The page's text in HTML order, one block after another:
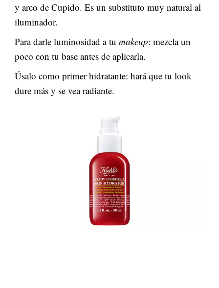
y arco de Cupido. Es un substituto muy natural al
iluminador.
Para darle luminosidad a tu makeup: mezcla un
poco con tu base antes de aplicarla.
Úsalo como primer hidratante: hará que tu look
dure más y se vea radiante.
-